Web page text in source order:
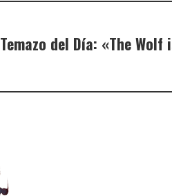
Temazo del Día: «The